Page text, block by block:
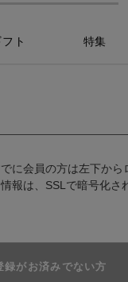
ト 特集
に会員の方は左下から
報は、SSLで暗号化さ
録がお済みでない方